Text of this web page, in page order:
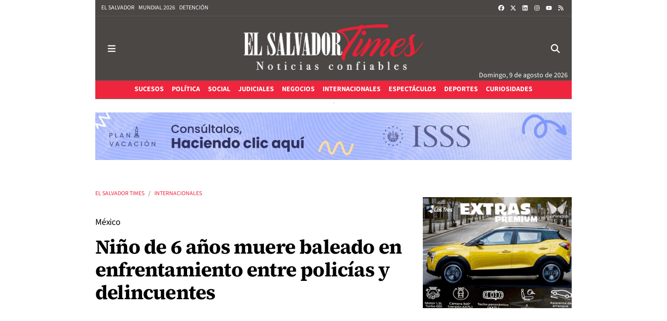
EL SALVADOR MUNDIAL 2026 DETENCIÓN FACEBOOKLINKEDININSTAGRAM
Domingo, 9 de agosto de 2026
SUCESOS
POLÍTICA SOCIAL JUDICIALES NEGOCIOS INTERNACIONALES ESPECTÁCULOS DEPORTES CURIOSIDADES
EL SALVADOR TIMES INTERNACIONALES
México
Niño de 6 años muere baleado en
enfrentamiento entre policías y
delincuentes